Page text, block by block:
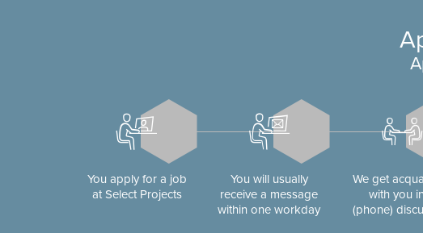
You apply for a job
at Select Projects
You will usually
receive a message
within one workday
We get
with you
(phone)